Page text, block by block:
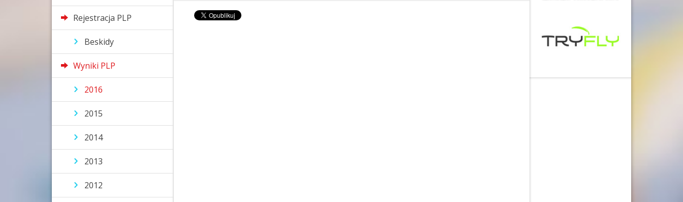
Rejestracja PLP
Beskidy
Wyniki PLP
2016
2015
2014
2013
2012